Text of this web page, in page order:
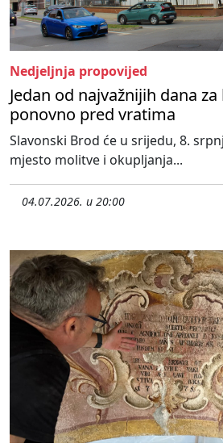
Nedjeljnja propovijed
Jedan od najvažnijih dana
ponovno pred vratima
Slavonski Brod će u srijedu, 8.
mjesto molitve i okupljanja...
04.07.2026. u 20:00